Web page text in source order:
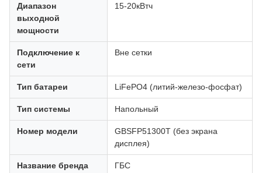
Диапазон
выходной
мощности
15-20кВтч
Подключение к
сети
Вне сетки
Тип батареи LiFePO4 (литий-железо-фосфат)
Тип системы Напольный
Номер модели
GBSFP51300T (без экрана
дисплея)
Название бренда ГБС